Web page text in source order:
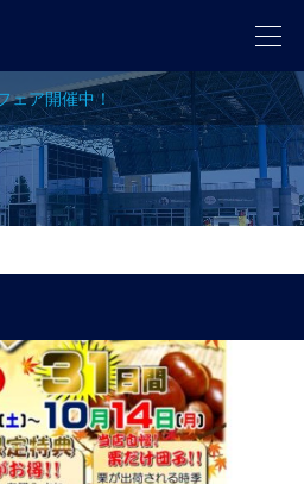
ェア開催中！